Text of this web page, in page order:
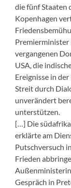
die fünf Staaten
Kopenhagen
vergangenen
USA, die
Ereignisse in
Streit durch
unverändert
unterstützen.
[…] Die
erklärte am
Putschversuch
Frieden
Gespräch in